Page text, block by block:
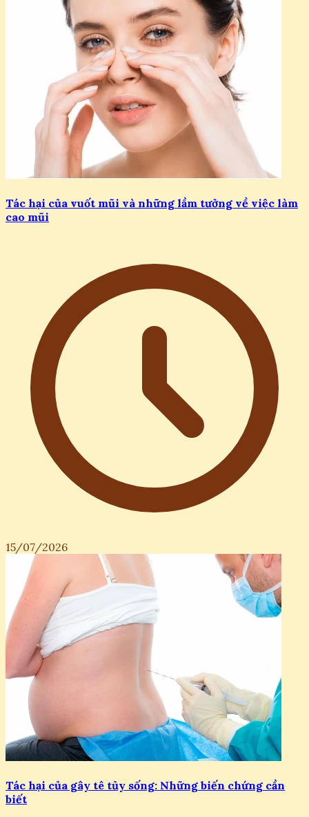
Tác hại của vuốt mũi và những lầm tưởng về việc làm
cao mũi
15/07/2026
Tác hại của gây tê tủy sống: Những biến chứng cần
biết